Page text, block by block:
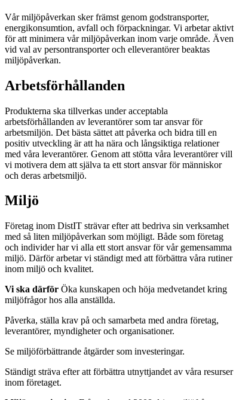
Vår miljöpåverkan sker främst genom godstransporter,
energikonsumtion, avfall och förpackningar. Vi arbetar aktivt
för att minimera vår miljöpåverkan inom varje område. Även
vid val av persontransporter och elleverantörer beaktas
miljöpåverkan.
Arbetsförhållanden
Produkterna ska tillverkas under acceptabla
arbetsförhållanden av leverantörer som tar ansvar för
arbetsmiljön. Det bästa sättet att påverka och bidra till en
positiv utveckling är att ha nära och långsiktiga relationer
med våra leverantörer. Genom att stötta våra leverantörer vill
vi motivera dem att själva ta ett stort ansvar för människor
och deras arbetsmiljö.
Miljö
Företag inom DistIT strävar efter att bedriva sin verksamhet
med så liten miljöpåverkan som möjligt. Både som företag
och individer har vi alla ett stort ansvar för vår gemensamma
miljö. Därför arbetar vi ständigt med att förbättra våra rutiner
inom miljö och kvalitet.
Vi ska därför Öka kunskapen och höja medvetandet kring
miljöfrågor hos alla anställda.
Påverka, ställa krav på och samarbeta med andra företag,
leverantörer, myndigheter och organisationer.
Se miljöförbättrande åtgärder som investeringar.
Ständigt sträva efter att förbättra utnyttjandet av våra resurser
inom företaget.